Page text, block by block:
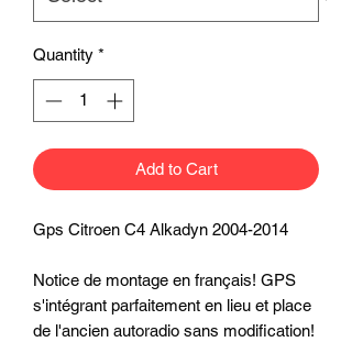
Quantity *
Add to Cart
Gps Citroen C4 Alkadyn 2004-2014
Notice de montage en français! GPS
s'intégrant parfaitement en lieu et place
de l'ancien autoradio sans modification!